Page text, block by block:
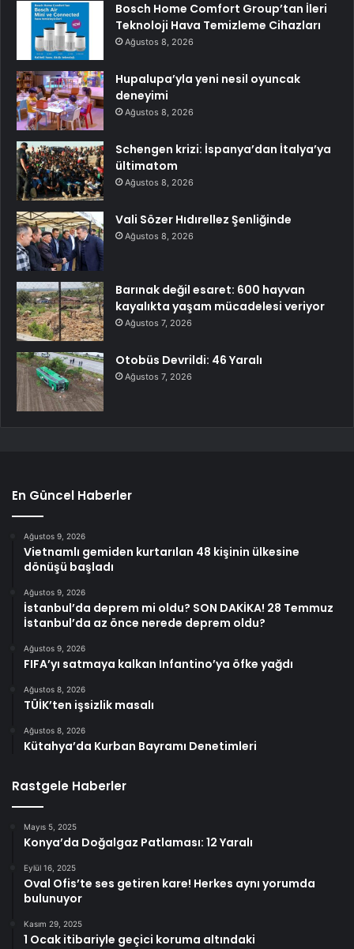
Bosch Home Comfort Group’tan İleri
Teknoloji Hava Temizleme Cihazları
Ağustos 8, 2026
Hupalupa’yla yeni nesil oyuncak
deneyimi
Ağustos 8, 2026
Schengen krizi: İspanya’dan İtalya’ya
ültimatom
Ağustos 8, 2026
Vali Sözer Hıdırellez Şenliğinde
Ağustos 8, 2026
Barınak değil esaret: 600 hayvan
kayalıkta yaşam mücadelesi veriyor
Ağustos 7, 2026
Otobüs Devrildi: 46 Yaralı
Ağustos 7, 2026
En Güncel Haberler
Ağustos 9, 2026
Vietnamlı gemiden kurtarılan 48 kişinin ülkesine
dönüşü başladı
Ağustos 9, 2026
İstanbul’da deprem mi oldu? SON DAKİKA! 28 Temmuz
İstanbul’da az önce nerede deprem oldu?
Ağustos 9, 2026
FIFA’yı satmaya kalkan Infantino’ya öfke yağdı
Ağustos 8, 2026
TÜİK’ten işsizlik masalı
Ağustos 8, 2026
Kütahya’da Kurban Bayramı Denetimleri
Rastgele Haberler
Mayıs 5, 2025
Konya’da Doğalgaz Patlaması: 12 Yaralı
Eylül 16, 2025
Oval Ofis’te ses getiren kare! Herkes aynı yorumda
bulunuyor
Kasım 29, 2025
1 Ocak itibariyle geçici koruma altındaki